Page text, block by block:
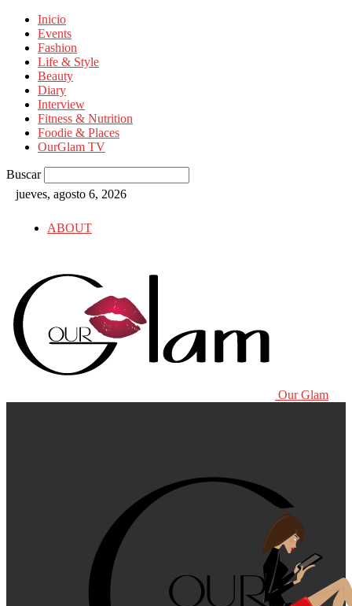
Inicio
Events
Fashion
Life & Style
Beauty
Diary
Interview
Fitness & Nutrition
Foodie & Places
OurGlam TV
Buscar
jueves, agosto 6, 2026
ABOUT
Our Glam